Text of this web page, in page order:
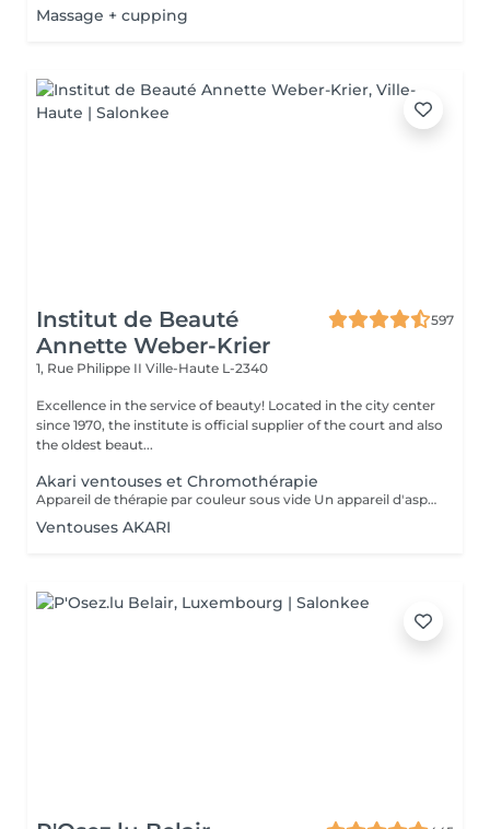
Massage + cupping
Institut de Beauté
Annette Weber-Krier
597
1, Rue Philippe II Ville-Haute L-2340
Excellence in the service of beauty! Located in the city center
since 1970, the institute is official supplier of the court and also
the oldest beaut...
Akari ventouses et Chromothérapie
Appareil de thérapie par couleur sous vide Un appareil d'aspiration - complété avec 21 couleurs (barre de couleurs Akari). APPLICATIONS En cosmétique, en massage, en physiothérapie et dans le domaine médical. AVANTAGE En raison du vide, de la levée sans pression, la circulation sanguine et la lymphe sont stimulées. Ce vide est constant, finement contrôlé et réglable. Il a un train doux. Cela signifie qu'il peut également être utilisé sur les zones les plus sensibles - cicatrices, contour des yeux, lèvres, zones douloureuses ... APPLICATIONS POSSIBLES EN COSMÉTIQUE, Pour resserrer et affiner le visage (rides autour des yeux et des lèvres), cou et décolleté les bras supérieurs , ventre , hanche , cellulite DANS LE MASSAGE, drainage , réflexologie , tissu conjonctif, le drainage lymphatique , compensation des méridiens , dans les blessures sportives Pour le post-traitement des opérations faciales Possibilité d'utiliser une pyramide de cristal de roche pour faire des stimulations de couleur.
Ventouses AKARI